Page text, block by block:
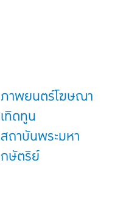
ภาพยนตร์โฆษณา
เทิดทูน
สถาบันพระมหา
กษัตริย์